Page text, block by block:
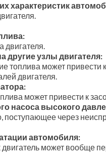
характеристик
двигателя.
другие узлы двигателя:
топлива может привести
двигателя.
может привести к
насоса высокого
поступающее через
автомобиля:
двигатель может вообще